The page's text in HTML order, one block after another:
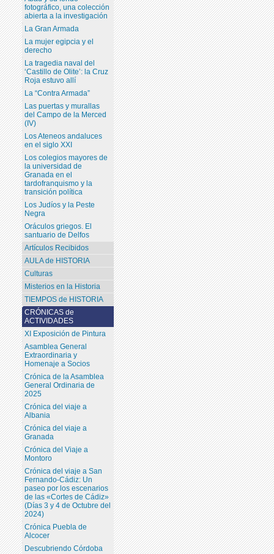
CRÓNICAS de
ACTIVIDADES
XI Exposición de Pintura
Asamblea General
Extraordinaria y
Homenaje a Socios
Crónica de la Asamblea
General Ordinaria de
2025
Crónica del viaje a
Albania
Crónica del viaje a
Granada
Crónica del Viaje a
Montoro
Crónica del viaje a San
Fernando-Cádiz: Un
paseo por los escenarios
de las «Cortes de Cádiz»
(Días 3 y 4 de Octubre del
2024)
Crónica Puebla de
Alcocer
Descubriendo Córdoba
fotográfico, una colección
abierta a la investigación
La Gran Armada
La mujer egipcia y el
derecho
La tragedia naval del
‘Castillo de Olite’: la Cruz
Roja estuvo allí
La “Contra Armada”
Las puertas y murallas
del Campo de la Merced
(IV)
Los Ateneos andaluces
en el siglo XXI
Los colegios mayores de
la universidad de
Granada en el
tardofranquismo y la
transición política
Los Judíos y la Peste
Negra
Oráculos griegos. El
santuario de Delfos
Artículos Recibidos
AULA de HISTORIA
Culturas
Misterios en la Historia
TIEMPOS de HISTORIA